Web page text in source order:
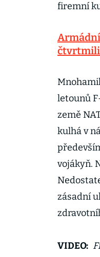
firemní
letounů
země
kulhá v
vojákyň.
zásadní
VIDEO: